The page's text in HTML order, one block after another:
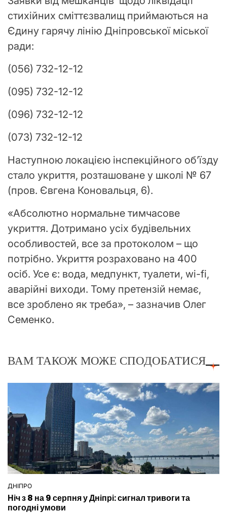
стихійних сміттєзвалищ приймаються на
Єдину гарячу лінію Дніпровської міської
ради:
(056) 732-12-12
(095) 732-12-12
(096) 732-12-12
(073) 732-12-12
Наступною локацією інспекційного об’їзду
стало укриття, розташоване у школі № 67
(пров. Євгена Коновальця, 6).
«Абсолютно нормальне тимчасове
укриття. Дотримано усіх будівельних
особливостей, все за протоколом – що
потрібно. Укриття розраховано на 400
осіб. Усе є: вода, медпункт, туалети, wi-fi,
аварійні виходи. Тому претензій немає,
все зроблено як треба», – зазначив Олег
Семенко.
ВАМ ТАКОЖ МОЖЕ СПОДОБАТИСЯ
ОПУБЛІКУВАТИ
У
ДНІПРО
Ніч з 8 на 9 серпня у Дніпрі: сигнал тривоги та
погодні умови